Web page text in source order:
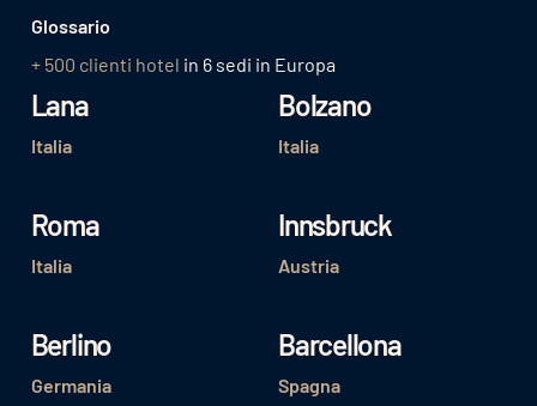
Glossario
+ 500 clienti hotel in 6 sedi in Europa
Lana
Italia
Bolzano
Italia
Roma
Italia
Innsbruck
Austria
Berlino
Germania
Barcellona
Spagna